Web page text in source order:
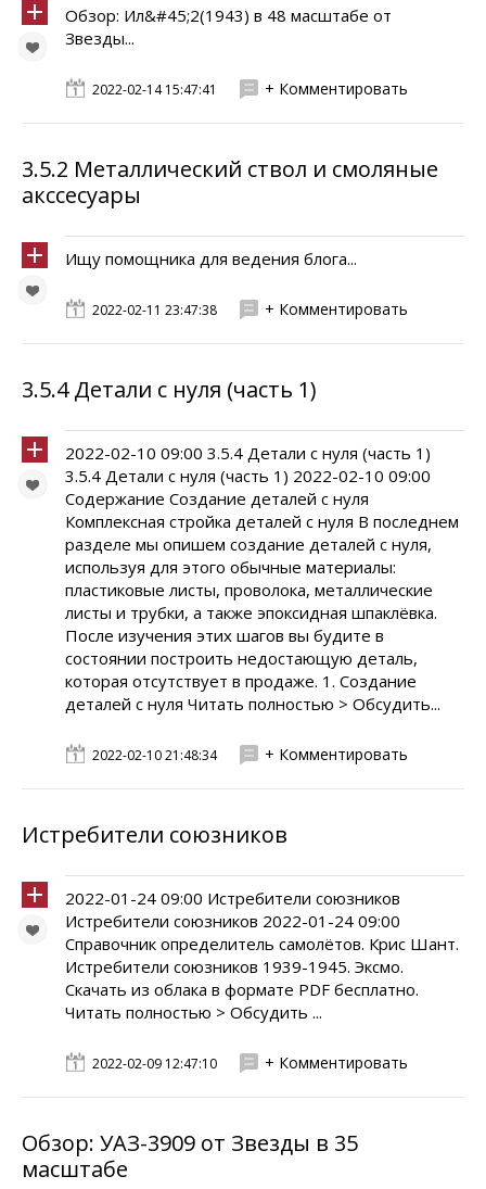
Обзор: Ил&#45;2(1943) в 48 масштабе от
Звезды...
2022-02-14 15:47:41 + Комментировать
3.5.2 Металлический ствол и смоляные
акссесуары
Ищу помощника для ведения блога...
2022-02-11 23:47:38 + Комментировать
3.5.4 Детали с нуля (часть 1)
2022-02-10 09:00 3.5.4 Детали с нуля (часть 1)
3.5.4 Детали с нуля (часть 1) 2022-02-10 09:00
Содержание Создание деталей с нуля
Комплексная стройка деталей с нуля В последнем
разделе мы опишем создание деталей с нуля,
используя для этого обычные материалы:
пластиковые листы, проволока, металлические
листы и трубки, а также эпоксидная шпаклёвка.
После изучения этих шагов вы будите в
состоянии построить недостающую деталь,
которая отсутствует в продаже. 1. Создание
деталей с нуля Читать полностью > Обсудить...
2022-02-10 21:48:34 + Комментировать
Истребители союзников
2022-01-24 09:00 Истребители союзников
Истребители союзников 2022-01-24 09:00
Справочник определитель самолётов. Крис Шант.
Истребители союзников 1939-1945. Эксмо.
Скачать из облака в формате PDF бесплатно.
Читать полностью > Обсудить ...
2022-02-09 12:47:10 + Комментировать
Обзор: УАЗ-3909 от Звезды в 35
масштабе